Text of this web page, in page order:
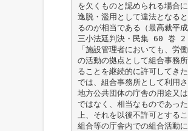
を欠くものと認められる場合
逸脱・濫用として違法となる
るのが相当である（最高裁
三小法廷判決・民集 60 巻 2
「施設管理者においても、労
の活動の拠点として組合事務
ることを継続的に許可してき
では、組合事務所として利用
地方公共団体の庁舎の用途又
ではなく、相当なものであっ
上、それを以後不許可とする
組合等の庁舎内での組合活動